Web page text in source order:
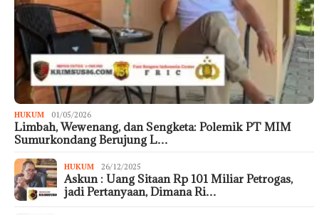
HUKUM 01/05/2026
Limbah, Wewenang, dan Sengketa: Polemik PT MIM
Sumurkondang Berujung L…
HUKUM 26/12/2025
Askun : Uang Sitaan Rp 101 Miliar Petrogas,
jadi Pertanyaan, Dimana Ri…